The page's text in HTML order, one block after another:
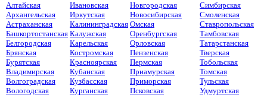
Алтайская
Архангельская
Астраханская
Башкортостанская
Белгородская
Брянская
Бурятская
Владимирская
Волгоградская
Вологодская
Ивановская
Иркутская
Калининградская
Калужская
Карельская
Костромская
Красноярская
Кубанская
Кузбасская
Курганская
Новгородская
Новосибирская
Омская
Оренбургская
Орловская
Пензенская
Пермская
Приамурская
Приморская
Псковская
Симбирская
Смоленская
Ставропольская
Тамбовская
Татарстанская
Тверская
Тобольская
Томская
Тульская
Удмуртская